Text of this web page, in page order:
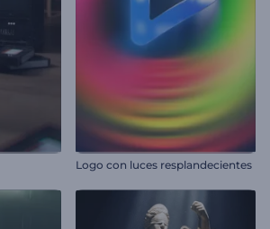
Logo con luces resplandecientes